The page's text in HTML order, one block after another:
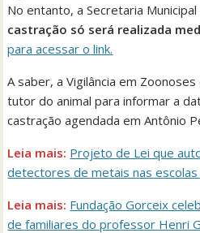
No entanto, a Secretaria
castração só será realizada
para acessar o link.
A saber, a Vigilância em
tutor do animal para informar a
castração agendada em Antônio
Leia mais: Projeto de Lei que
detectores de metais nas
Leia mais: Fundação Gorceix
de familiares do professor Henri